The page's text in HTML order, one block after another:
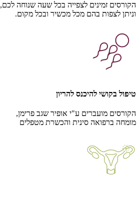
הקורסים זמינים לצפייה בכל שעה שנוחה לכם,
וניתן לצפות בהם מכל מכשיר ובכל מקום.
טיפול בקושי להיכנס להריון
הקורסים מועברים ע"י אופיר שגב פרימן,
מומחה ברפואה סינית והכשרת מטפלים